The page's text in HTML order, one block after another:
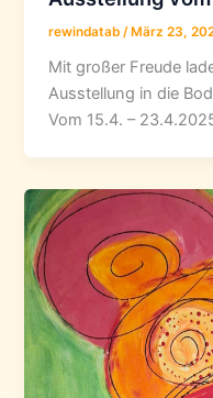
rewindatab /März 23,
Mit großer Freude
Ausstellung in die
Vom 15.4. –